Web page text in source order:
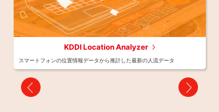
KDDI Location Analyzer
スマートフォンの位置情報データから推計した最新の人流データ